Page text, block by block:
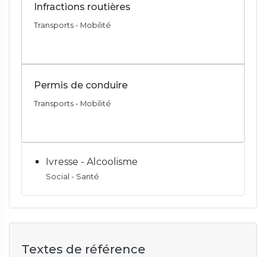
Infractions routières
Transports - Mobilité
Permis de conduire
Transports - Mobilité
Ivresse - Alcoolisme
Social - Santé
Textes de référence